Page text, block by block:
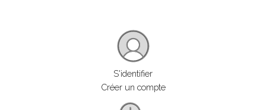
S'identifier
Créer un compte